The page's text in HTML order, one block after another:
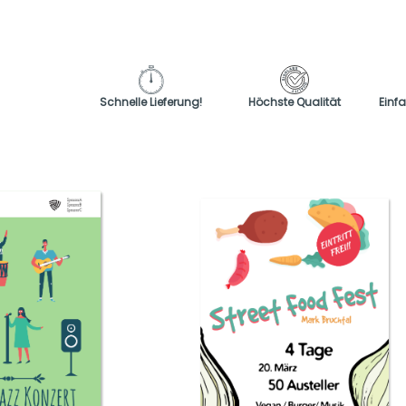
Schnelle Lieferung! Höchste Qualität